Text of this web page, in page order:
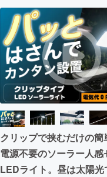
テクノロジ
映像・映画
ビジネス・
まちづくり
CAMPFIRE for
クリップで挟むだけの簡
電源不要のソーラー人感
LEDライト。昼は太陽光